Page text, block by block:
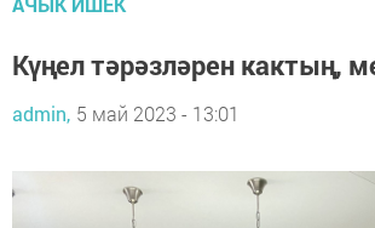
Күңел тә­рәз­лә­рен как­тың,
admin, 5 май 2023 - 13:01